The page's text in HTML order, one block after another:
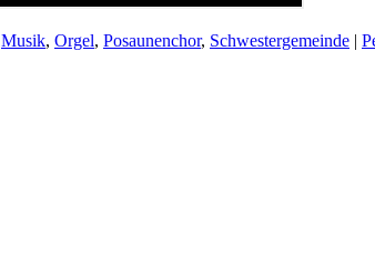
Musik, Orgel, Posaunenchor, Schwestergemeinde |